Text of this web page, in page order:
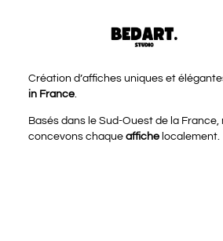
Création d’affiches uniques et
in France.
Basés dans le Sud-Ouest de la France,
concevons chaque affiche localement.